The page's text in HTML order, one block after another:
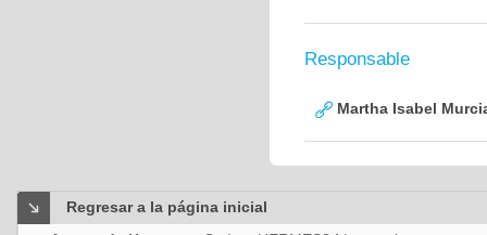
Responsable
Martha Isabel
Regresar a la página inicial